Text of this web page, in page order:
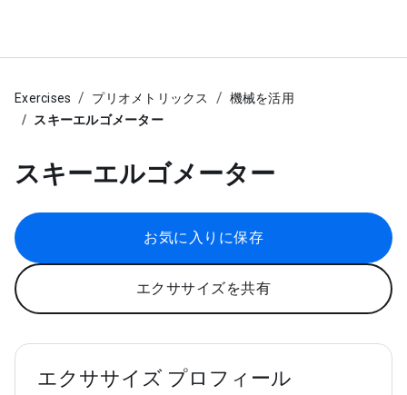
Exercises プリオメトリックス
機械を活用
スキーエルゴメーター
スキーエルゴメーター
お気に入りに保存
エクササイズを共有
エクササイズ プロフィール